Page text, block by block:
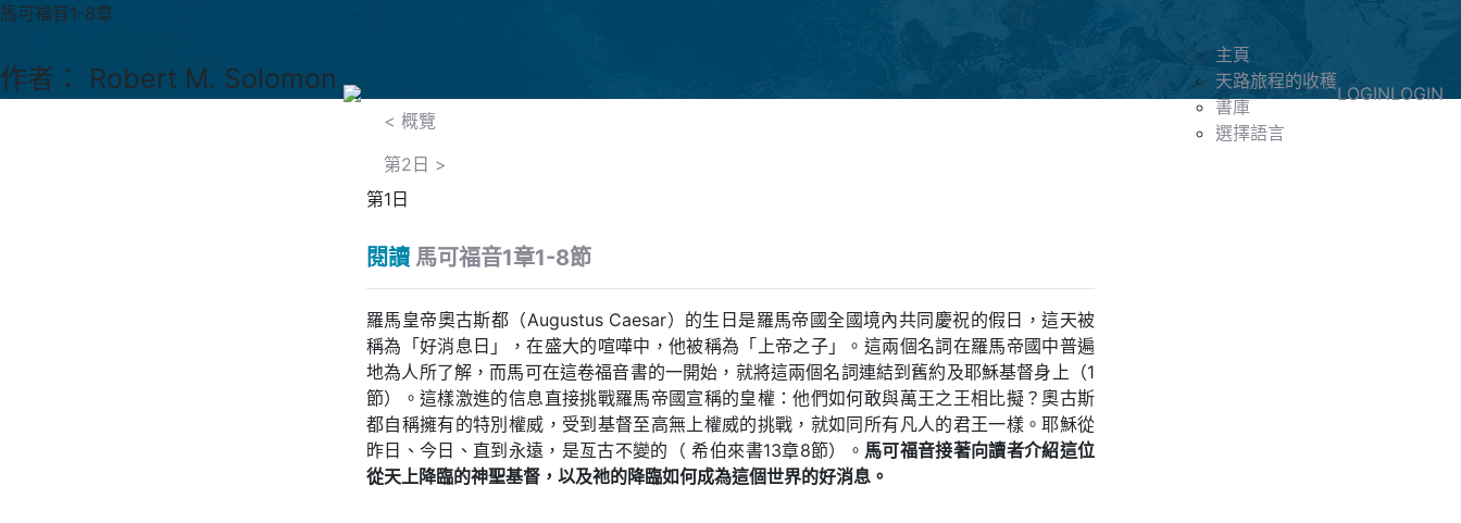
主頁
天路旅程的收穫
書庫
選擇語言
LOGINLOGIN
馬可福音1-8章
作者： Robert M. Solomon
< 概覽
第2日 >
第1日
閱讀 馬可福音1章1-8節
羅馬皇帝奧古斯都（Augustus Caesar）的生日是羅馬帝國全國境內共同慶祝的假日，這天被
稱為「好消息日」，在盛大的喧嘩中，他被稱為「上帝之子」。這兩個名詞在羅馬帝國中普遍
地為人所了解，而馬可在這卷福音書的一開始，就將這兩個名詞連結到舊約及耶穌基督身上（1
節）。這樣激進的信息直接挑戰羅馬帝國宣稱的皇權：他們如何敢與萬王之王相比擬？奧古斯
都自稱擁有的特別權威，受到基督至高無上權威的挑戰，就如同所有凡人的君王一樣。耶穌從
昨日、今日、直到永遠，是亙古不變的（ 希伯來書13章8節）。 馬可福音接著向讀者介紹這位
從天上降臨的神聖基督，以及祂的降臨如何成為這個世界的好消息。